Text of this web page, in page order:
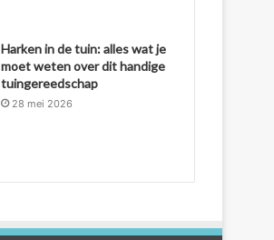
Harken in de tuin: alles wat je
moet weten over dit handige
tuingereedschap
28 mei 2026